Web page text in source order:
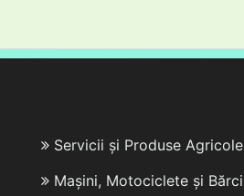
Servicii și Produse Agricole
Mașini, Motociclete și Bărci